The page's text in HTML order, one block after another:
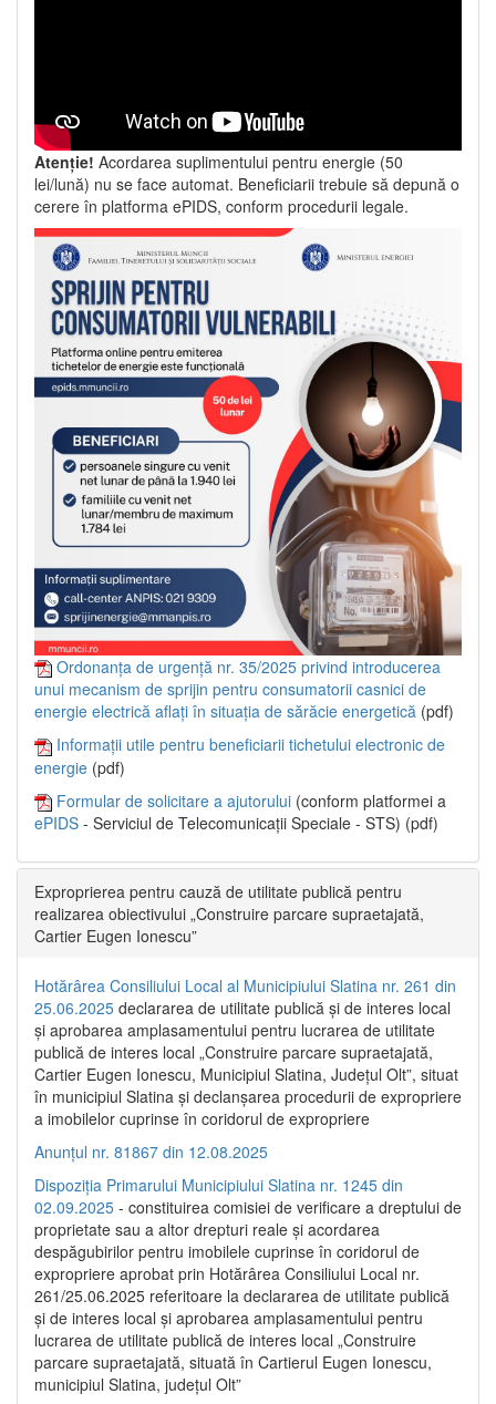
Atenție! Acordarea suplimentului pentru energie (50
lei/lună) nu se face automat. Beneficiarii trebuie să depună o
cerere în platforma ePIDS, conform procedurii legale.
Ordonanța de urgență nr. 35/2025 privind introducerea
unui mecanism de sprijin pentru consumatorii casnici de
energie electrică aflați în situația de sărăcie energetică (pdf)
Informații utile pentru beneficiarii tichetului electronic de
energie (pdf)
Formular de solicitare a ajutorului (conform platformei a
ePIDS - Serviciul de Telecomunicații Speciale - STS) (pdf)
Exproprierea pentru cauză de utilitate publică pentru
realizarea obiectivului „Construire parcare supraetajată,
Cartier Eugen Ionescu”
Hotărârea Consiliului Local al Municipiului Slatina nr. 261 din
25.06.2025 declararea de utilitate publică și de interes local
și aprobarea amplasamentului pentru lucrarea de utilitate
publică de interes local „Construire parcare supraetajată,
Cartier Eugen Ionescu, Municipiul Slatina, Județul Olt”, situat
în municipiul Slatina și declanșarea procedurii de expropriere
a imobilelor cuprinse în coridorul de expropriere
Anunțul nr. 81867 din 12.08.2025
Dispoziția Primarului Municipiului Slatina nr. 1245 din
02.09.2025 - constituirea comisiei de verificare a dreptului de
proprietate sau a altor drepturi reale și acordarea
despăgubirilor pentru imobilele cuprinse în coridorul de
expropriere aprobat prin Hotărârea Consiliului Local nr.
261/25.06.2025 referitoare la declararea de utilitate publică
și de interes local și aprobarea amplasamentului pentru
lucrarea de utilitate publică de interes local „Construire
parcare supraetajată, situată în Cartierul Eugen Ionescu,
municipiul Slatina, județul Olt”